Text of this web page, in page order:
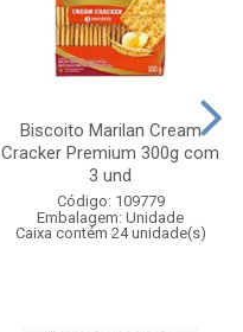
Biscoito Marilan Cream
Cracker Premium 300g com
3 und
Código: 109779
Embalagem: Unidade
Caixa contém 24 unidade(s)